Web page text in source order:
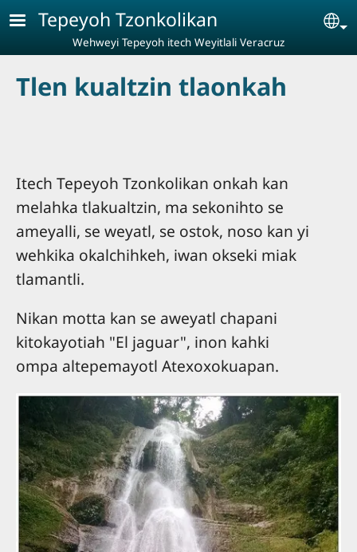
Pasar al contenido principal
Tepeyoh Tzonkolikan
Wehweyi Tepeyoh itech Weyitlali Veracruz
Tlen kualtzin tlaonkah
Itech Tepeyoh Tzonkolikan onkah kan
melahka tlakualtzin, ma sekonihto se
ameyalli, se weyatl, se ostok, noso kan yi
wehkika okalchihkeh, iwan okseki miak
tlamantli.
Nikan motta kan se aweyatl chapani
kitokayotiah "El jaguar", inon kahki
ompa altepemayotl Atexoxokuapan.